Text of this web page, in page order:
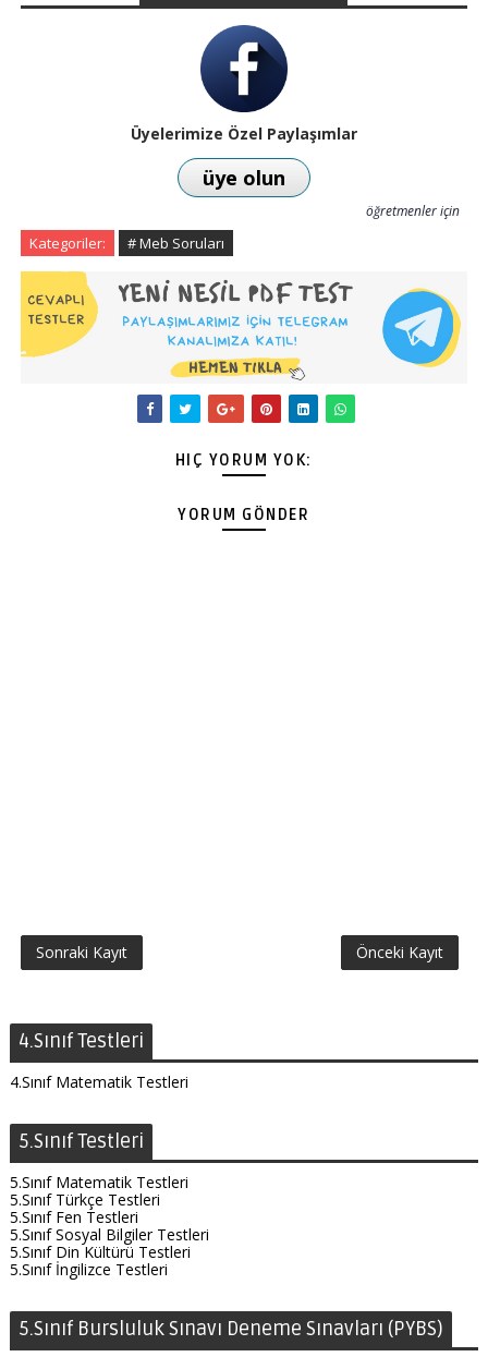
Üyelerimize Özel Paylaşımlar
üye olun
öğretmenler için
Kategoriler: # Meb Soruları
HIÇ YORUM YOK:
YORUM GÖNDER
Sonraki Kayıt Önceki Kayıt
4.Sınıf Testleri
4.Sınıf Matematik Testleri
5.Sınıf Testleri
5.Sınıf Matematik Testleri
5.Sınıf Türkçe Testleri
5.Sınıf Fen Testleri
5.Sınıf Sosyal Bilgiler Testleri
5.Sınıf Din Kültürü Testleri
5.Sınıf İngilizce Testleri
5.Sınıf Bursluluk Sınavı Deneme Sınavları (PYBS)